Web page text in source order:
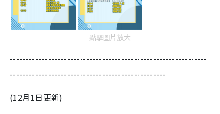
點擊圖片放大
--------------------------------------------------------------
-------------------------------------------------
(12月1日更新)